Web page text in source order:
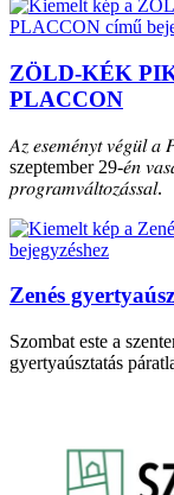
ZÖLD-KÉK
PLACCON
𝐴𝑧 𝑒𝑠𝑒𝑚𝑒́𝑛𝑦𝑡 𝑣𝑒́𝑔𝑢̈𝑙
szeptember 29-𝑒́𝑛
𝑝𝑟𝑜𝑔𝑟𝑎𝑚𝑣𝑎́𝑙𝑡𝑜𝑧𝑎́𝑠𝑠𝑎𝑙.
Zenés
Szombat este a
gyertyaúsztatás